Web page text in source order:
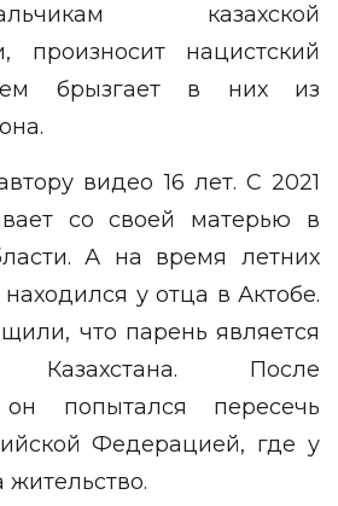
казахской
произносит нацистский
брызгает в них из
видео 16 лет. С 2021
со своей матерью в
А на время летних
у отца в Актобе.
что парень является
Казахстана. После
попытался пересечь
Федерацией, где у
жительство.